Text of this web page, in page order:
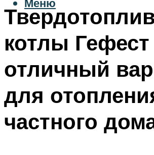
котлы
отличный
для
частного